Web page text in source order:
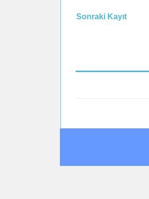
Sonraki Kayıt